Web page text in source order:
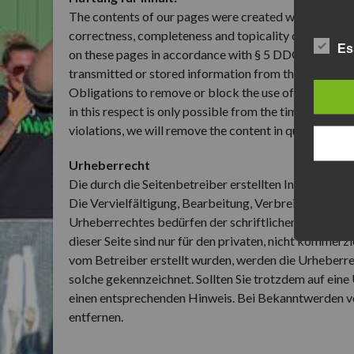
The contents of our pages were created with the
correctness, completeness and topicality of the
on these pages in accordance with § 5 DDG and
transmitted or stored information from third parties
Obligations to remove or block the use of
in this respect is only possible from the time of
violations, we will remove the content in question
Urheberrecht
Die durch die Seitenbetreiber erstellten Inhalte und
Die Vervielfältigung, Bearbeitung, Verbreitung und
Urheberrechtes bedürfen der schriftlichen
dieser Seite sind nur für den privaten, nicht
vom Betreiber erstellt wurden, werden die
solche gekennzeichnet. Sollten Sie trotzdem auf
einen entsprechenden Hinweis. Bei Bekanntwerden
entfernen.